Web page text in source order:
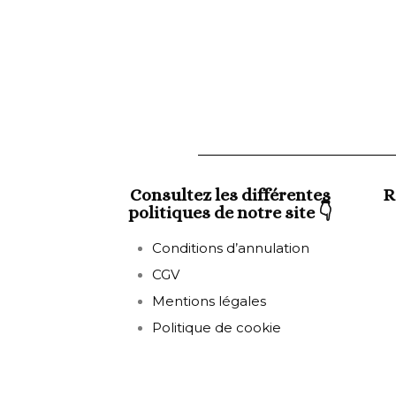
Consultez les différentes
politiques de notre site 👇
Conditions d’annulation
CGV
Mentions légales
Politique de cookie